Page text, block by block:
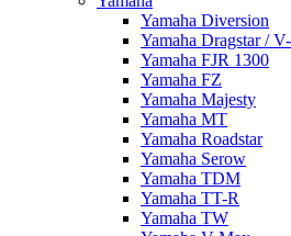
Yamaha Diversion
Yamaha Dragstar /
Yamaha FJR 1300
Yamaha FZ
Yamaha Majesty
Yamaha MT
Yamaha Roadstar
Yamaha Serow
Yamaha TDM
Yamaha TT-R
Yamaha TW